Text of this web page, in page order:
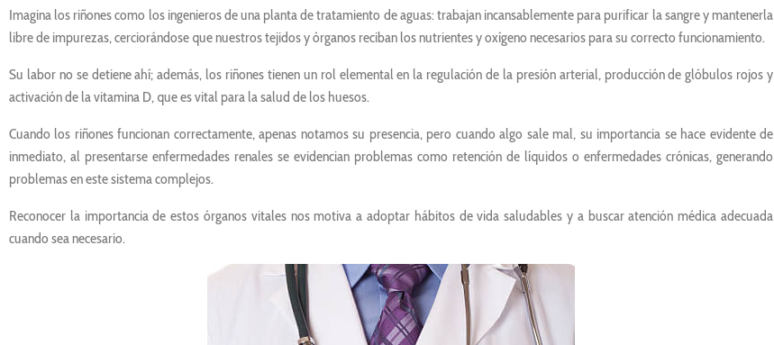
Imagina los riñones como los ingenieros de una planta de tratamiento de aguas: trabajan incansablemente para purificar la sangre y mantenerla
libre de impurezas, cerciorándose que nuestros tejidos y órganos reciban los nutrientes y oxígeno necesarios para su correcto funcionamiento.
Su labor no se detiene ahí; además, los riñones tienen un rol elemental en la regulación de la presión arterial, producción de glóbulos rojos y
activación de la vitamina D, que es vital para la salud de los huesos.
Cuando los riñones funcionan correctamente, apenas notamos su presencia, pero cuando algo sale mal, su importancia se hace evidente de
inmediato, al presentarse enfermedades renales se evidencian problemas como retención de líquidos o enfermedades crónicas, generando
problemas en este sistema complejos.
Reconocer la importancia de estos órganos vitales nos motiva a adoptar hábitos de vida saludables y a buscar atención médica adecuada
cuando sea necesario.